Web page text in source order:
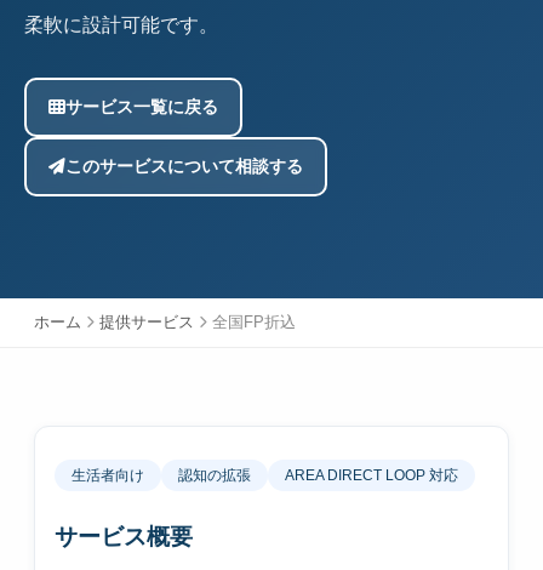
柔軟に設計可能です。
サービス一覧に戻る
このサービスについて相談する
ホーム 提供サービス 全国FP折込
生活者向け 認知の拡張 AREA DIRECT LOOP 対応
サービス概要